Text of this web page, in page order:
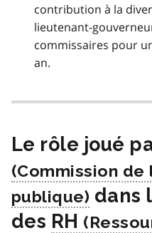
contribution à la
lieutenant-
commissaires pour
an.
Le rôle joué
dans
des RH